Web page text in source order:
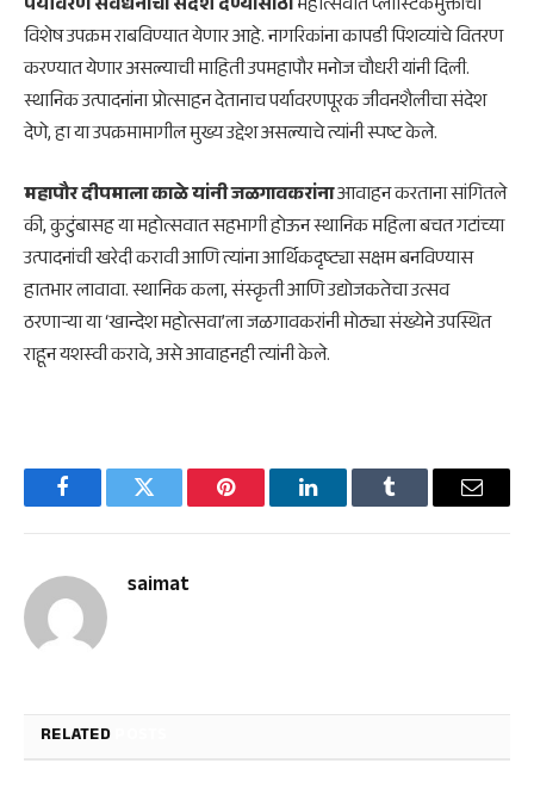
विशेष उपक्रम राबविण्यात येणार आहे. नागरिकांना कापडी पिशव्यांचे वितरण
करण्यात येणार असल्याची माहिती उपमहापौर मनोज चौधरी यांनी दिली.
स्थानिक उत्पादनांना प्रोत्साहन देतानाच पर्यावरणपूरक जीवनशैलीचा संदेश
देणे, हा या उपक्रमामागील मुख्य उद्देश असल्याचे त्यांनी स्पष्ट केले.
महापौर दीपमाला काळे यांनी जळगावकरांनाआवाहन करताना सांगितले
की, कुटुंबासह या महोत्सवात सहभागी होऊन स्थानिक महिला बचत गटांच्या
उत्पादनांची खरेदी करावी आणि त्यांना आर्थिकदृष्ट्या सक्षम बनविण्यास
हातभार लावावा. स्थानिक कला, संस्कृती आणि उद्योजकतेचा उत्सव
ठरणाऱ्या या ‘खान्देश महोत्सवा’ला जळगावकरांनी मोठ्या संख्येने उपस्थित
राहून यशस्वी करावे, असे आवाहनही त्यांनी केले.
FacebookTwitter Pinterest LinkedInTumblr Email
saimat
RELATED